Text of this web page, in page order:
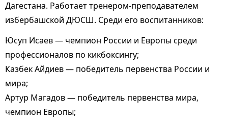
Дагестана. Работает тренером-преподавателем
избербашской ДЮСШ. Среди его воспитанников:
Юсуп Исаев — чемпион России и Европы среди
профессионалов по кикбоксингу;
Казбек Айдиев — победитель первенства России и
мира;
Артур Магадов — победитель первенства мира,
чемпион Европы;